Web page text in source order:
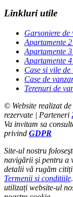
Linkluri utile
Garsoniere
Apartamente
Apartamente
Apartamente
Case si vile
Case de
Terenuri de
© Website realizat de
rezervate | Parteneri
Va invitam sa
privind GDPR
Site-ul nostru
navigării şi pentru a
detalii vă rugăm citiți
Termenii si conditiile
utilizați website-ul